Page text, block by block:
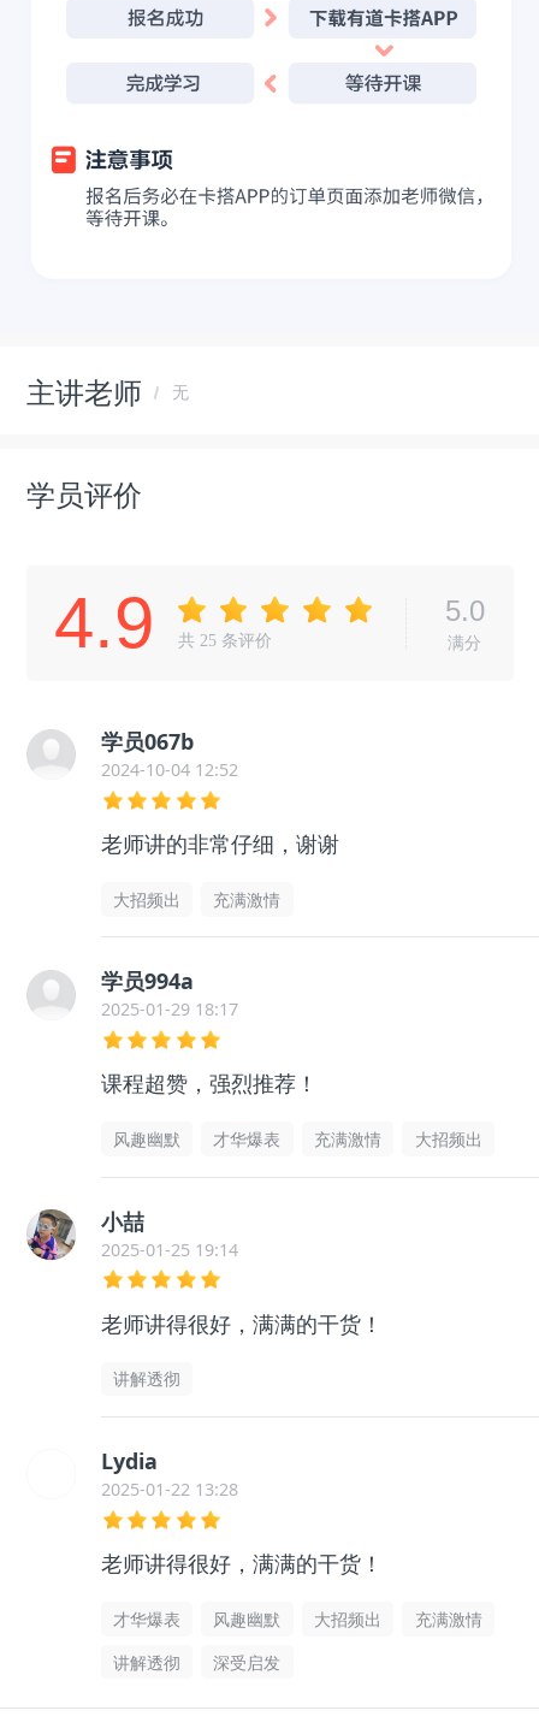
主讲老师 无
学员评价
4.9 共25 条评价
5.0
满分
学员067b
2024-10-04 12:52
老师讲的非常仔细，谢谢
大招频出 充满激情
学员994a
2025-01-29 18:17
课程超赞，强烈推荐！
风趣幽默 才华爆表 充满激情 大招频出
小喆
2025-01-25 19:14
老师讲得很好，满满的干货！
讲解透彻
Lydia
2025-01-22 13:28
老师讲得很好，满满的干货！
才华爆表 风趣幽默 大招频出
充满激情
讲解透彻
深受启发